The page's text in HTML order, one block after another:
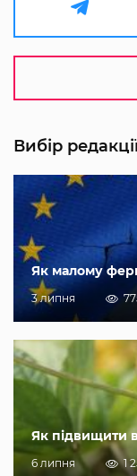
Вибір
Як малому
3 липня
Як підвищити
6 липня 1